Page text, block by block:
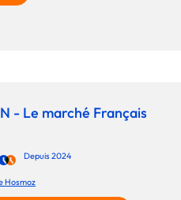
- Le marché Français
Depuis 2024
Hosmoz